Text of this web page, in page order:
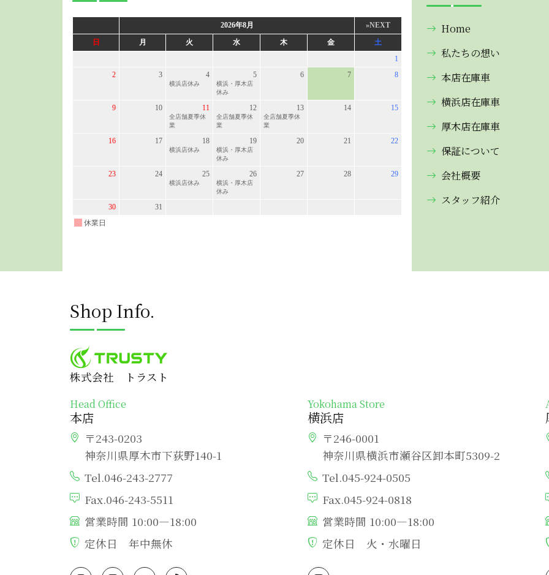
Home
私たちの想い
本店在庫車
横浜店在庫車
厚木店在庫車
保証について
会社概要
スタッフ紹介
Shop Info.
株式会社 トラスト
Head Office
本店
〒243-0203
神奈川県厚木市下荻野140-1
Tel.046-243-2777
Fax.046-243-5511
営業時間 10:00―18:00
定休日 年中無休
Yokohama Store
横浜店
〒246-0001
神奈川県横浜市瀬谷区卸本町5309-2
Tel.045-924-0505
Fax.045-924-0818
営業時間 10:00―18:00
定休日 火・水曜日